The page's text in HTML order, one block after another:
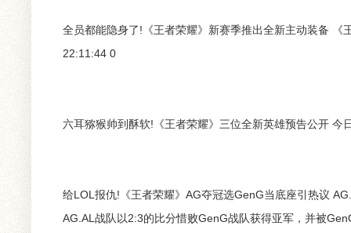
全员都能隐身了!《王者荣耀》新赛季推出全新主动装备
22:11:44 0
六耳猕猴帅到酥软!《王者荣耀》三位全新英雄预告公开
给LOL报仇!《王者荣耀》AG夺冠选GenG当底座引热议
AG.AL战队以2:3的比分惜败GenG战队获得亚军，并被